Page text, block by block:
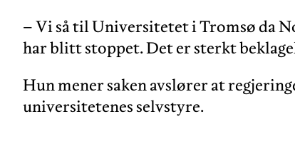
– Vi så til Universitetet i Tromsø da
har blitt stoppet. Det er sterkt
Hun mener saken avslører at
universitetenes selvstyre.